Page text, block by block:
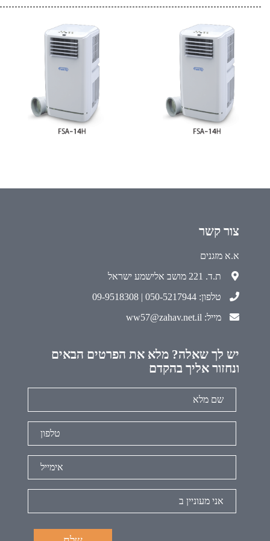
ועומדים בתקני בטיחות מחמירים. ככל האוהלים שלנו, אנו
מקפידים על איכות המוצרים, רמת גימור גבוהה והתחייבות
לשירות ולהתקנה מהירים ומדויקים.
באשר למידה המדויקת, אנו מזמינים אתכם ליצור איתנו
קשר, כמה שאלות פשוטות ונדאג להתאים לכם את מידת
האוהל המדויקת עבורכם.
משה כהן – 054-4860194
צור קשר
א.א מזגנים
ת.ד. 221 מושב אלישמע ישראל
טלפון: 050-5217944 | 09-9518308
מייל: ww57@zahav.net.il
יש לך שאלה? מלא את הפרטים הבאים
ונחזור אליך בהקדם